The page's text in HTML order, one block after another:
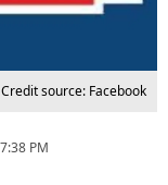
source: Facebook
PM